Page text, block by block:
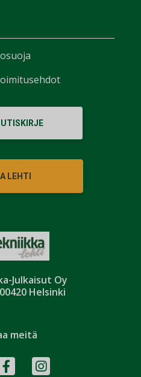
Julkaisut Oy
Helsinki
LEHTI
meitä